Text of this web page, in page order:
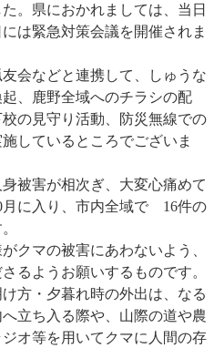
。県におかれましては、当日
は緊急対策会議を開催されま
会などと連携して、しゅうな
、鹿野全域へのチラシの配
の見守り活動、防災無線での
しているところでございま
被害が相次ぎ、大変心痛めて
月に入り、市内全域で 16件の
クマの被害にあわないよう、
るようお願いするものです。
方・夕暮れ時の外出は、なる
立ち入る際や、山際の道や農
オ等を用いてクマに人間の存